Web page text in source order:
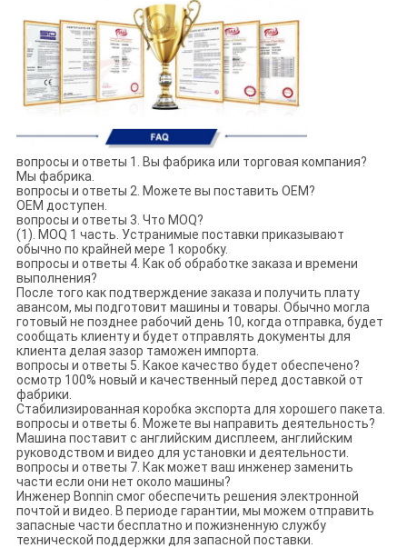
вопросы и ответы 1. Вы фабрика или торговая компания?
Мы фабрика.
вопросы и ответы 2. Можете вы поставить OEM?
OEM доступен.
вопросы и ответы 3. Что MOQ?
(1). MOQ 1 часть. Устранимые поставки приказывают
обычно по крайней мере 1 коробку.
вопросы и ответы 4. Как об обработке заказа и времени
выполнения?
После того как подтверждение заказа и получить плату
авансом, мы подготовит машины и товары. Обычно могла
готовый не позднее рабочий день 10, когда отправка, будет
сообщать клиенту и будет отправлять документы для
клиента делая зазор таможен импорта.
вопросы и ответы 5. Какое качество будет обеспечено?
осмотр 100% новый и качественный перед доставкой от
фабрики.
Стабилизированная коробка экспорта для хорошего пакета.
вопросы и ответы 6. Можете вы направить деятельность?
Машина поставит с английским дисплеем, английским
руководством и видео для установки и деятельности.
вопросы и ответы 7. Как может ваш инженер заменить
части если они нет около машины?
Инженер Bonnin смог обеспечить решения электронной
почтой и видео. В периоде гарантии, мы можем отправить
запасные части бесплатно и пожизненную службу
технической поддержки для запасной поставки.